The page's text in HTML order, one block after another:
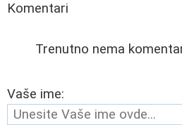
Komentari
Trenutno nema
Vaše ime: